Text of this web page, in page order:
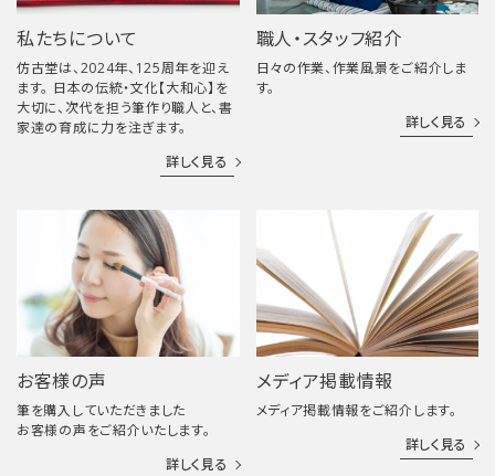
私たちについて
仿古堂は、2024年、125周年を迎え
ます。 日本の伝統・文化【大和心】を
大切に、次代を担う筆作り職人と、書
家達の育成に力を注ぎます。
詳しく見る
職人・スタッフ紹介
日々の作業、作業風景をご紹介しま
す。
詳しく見る
お客様の声
筆を購入していただきました
お客様の声をご紹介いたします。
詳しく見る
メディア掲載情報
メディア掲載情報をご紹介します。
詳しく見る